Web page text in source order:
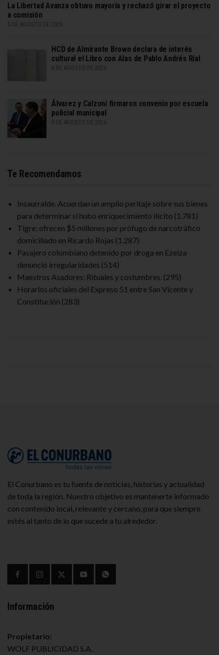
La Libertad Avanza obtuvo mayoría y rechazó girar el proyecto
a comisión
6 DE AGOSTO DE 2026
HCD de Almirante Brown declara de interés
cultural el Libro con Alas de Pablo Andrés Rial
6 DE AGOSTO DE 2026
Álvarez y Calzoni firmaron convenio por escuela
policial municipal
6 DE AGOSTO DE 2026
Te Recomendamos
Insaurralde. Acuerdan un amplio peritaje sobre sus bienes
para determinar si hubo enriquecimiento ilícito (1.781)
Tigre: ofrecen $5 millones por prófugo de narcotráfico
domiciliado en Ricardo Rojas (1.287)
Pasajero colombiano detenido por droga en Ezeiza
denunció irregularidades (514)
Maestros Asadores: Rituales y costumbres. (295)
Horarios oficiales del Expreso 51 entre San Vicente y
Constitución (283)
El Conurbano es tu fuente de noticias, historias y actualidad
de toda la región. Nuestro objetivo es mantenerte informado
con contenido local, relevante y cercano, para que siempre
estés al tanto de lo que sucede a tu alrededor.
Información
Propietario:
WOLF PUBLICIDAD S.A.